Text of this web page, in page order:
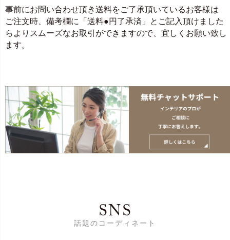
事前にお問い合わせ頂き送料をご了承頂いているお客様は
ご注文時、備考欄に「送料●円了承済」とご記入頂けました
らよりスムーズなお取引ができますので、宜しくお願い致し
ます。
SNS
話題のコーディネート